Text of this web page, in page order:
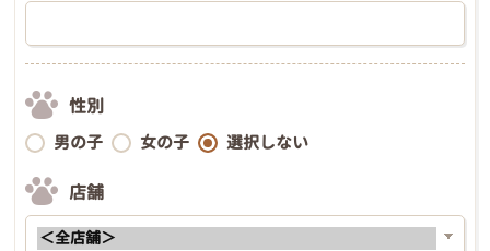
性別
男の子 女の子 選択しない
店舗